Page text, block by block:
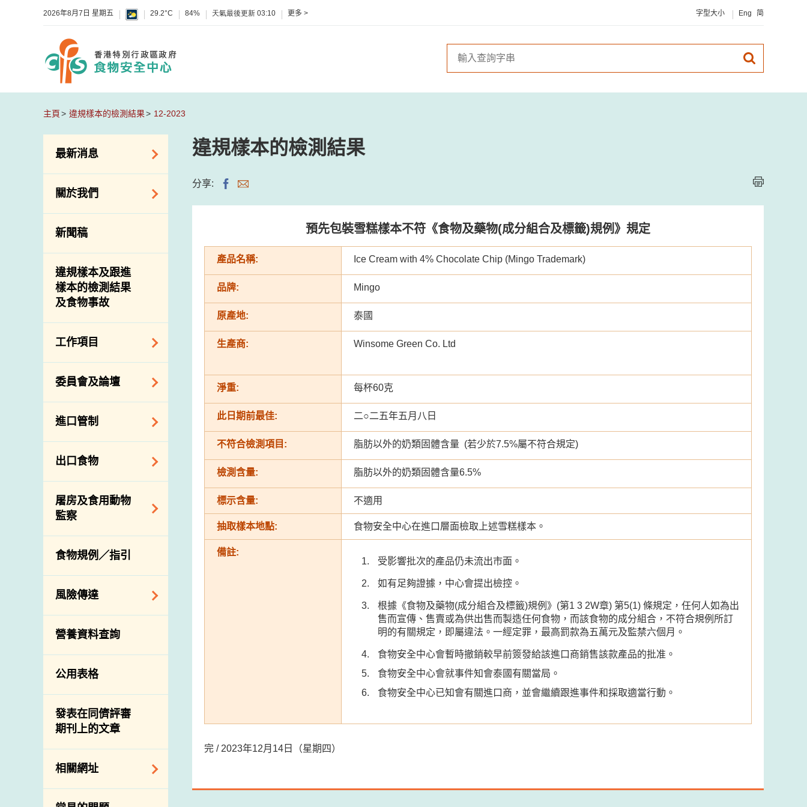
2026年8月7日 星期五 29.2°C 84% 天氣最後更新 03:10 更多 > 字型大小 Eng 简
主頁 違規樣本的檢測結果 12-2023
最新消息
食物警報 / 致敏物
警報
活動
關於我們
組織結構
介紹短片
新聞稿
違規樣本及跟進
樣本的檢測結果
及食物事故
工作項目
降低膳食中的鈉和
糖
食物安全重點控制
系統
基因改造食物
資料
食物安全之風險評
估
食物事故應變及管
理
食物消費量調查
總膳食研究
有機食物
高風險食物
抗菌素耐藥性
委員會及論壇
食物安全專家委員
會
消費者聯繫小組
進口管制
食物進口商和食物
分銷商登記制度
絡內地有關當局
進口食物管制
口檢驗
出口食物
出口驗證
出口食物往內地
出口商及業界的消
息
屠房及食用動物
監察
規管農業化學物及
獸醫藥物在食用動
物上的使用
屠房及疾病監測
宰前檢驗
宰後檢驗
結果
屠房及肉類檢驗
食物規例／指引
風險傳達
主題項目
項目及活動
資訊平台
下載
公開比賽
營養資料查詢
公用表格
發表在同儕評審
期刊上的文章
相關網址
相關政府部門／機
違規樣本的檢測結果
分享:
預先包裝雪糕樣本不符《食物及藥物(成分組合及標籤)規例》規定
產品名稱: Ice Cream with 4% Chocolate Chip (Mingo Trademark)
品牌: Mingo
原產地: 泰國
生產商: Winsome Green Co. Ltd
淨重: 每杯60克
此日期前最佳: 二○二五年五月八日
不符合檢測項目: 脂肪以外的奶類固體含量 (若少於7.5%屬不符合規定)
檢測含量: 脂肪以外的奶類固體含量6.5%
標示含量: 不適用
抽取樣本地點: 食物安全中心在進口層面檢取上述雪糕樣本。
備註:
受影響批次的產品仍未流出市面。
如有足夠證據，中心會提出檢控。
根據《食物及藥物(成分組合及標籤)規例》(第1 3 2W章) 第5(1) 條規定，任何人如為出
售而宣傳、售賣或為供出售而製造任何食物，而該食物的成分組合，不符合規例所訂
明的有關規定，即屬違法。一經定罪，最高罰款為五萬元及監禁六個月。
食物安全中心會暫時撤銷較早前簽發給該進口商銷售該款產品的批准。
食物安全中心會就事件知會泰國有關當局。
食物安全中心已知會有關進口商，並會繼續跟進事件和採取適當行動。
完 / 2023年12月14日（星期四）